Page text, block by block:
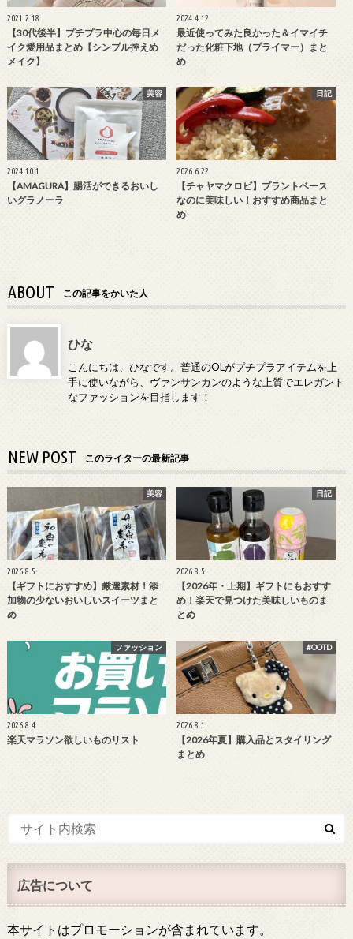
2021.2.18
【30代後半】プチプラ中心の毎日メ
イク愛用品まとめ【シンプル控えめ
メイク】
2024.4.12
最近使ってみた良かった＆イマイチ
だった化粧下地（プライマー）まと
め
美容
2024.10.1
【AMAGURA】腸活ができるおいし
いグラノーラ
日記
2026.6.22
【チャヤマクロビ】プラントベース
なのに美味しい！おすすめ商品まと
め
ABOUT この記事をかいた人
ひな
こんにちは、ひなです。普通のOLがプチプラアイテムを上
手に使いながら、ヴァンサンカンのような上質でエレガント
なファッションを目指します！
NEW POST このライターの最新記事
美容
2026.8.5
【ギフトにおすすめ】厳選素材！添
加物の少ないおいしいスイーツまと
め
日記
2026.8.5
【2026年・上期】ギフトにもおすす
め！楽天で見つけた美味しいものま
とめ
ファッション
2026.8.4
楽天マラソン欲しいものリスト
#OOTD
2026.8.1
【2026年夏】購入品とスタイリング
まとめ
広告について
本サイトはプロモーションが含まれています。